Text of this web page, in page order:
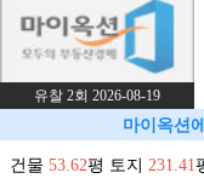
유찰 2회 2026-08-19
마이옥션
건물 53.62평 토지 231.41